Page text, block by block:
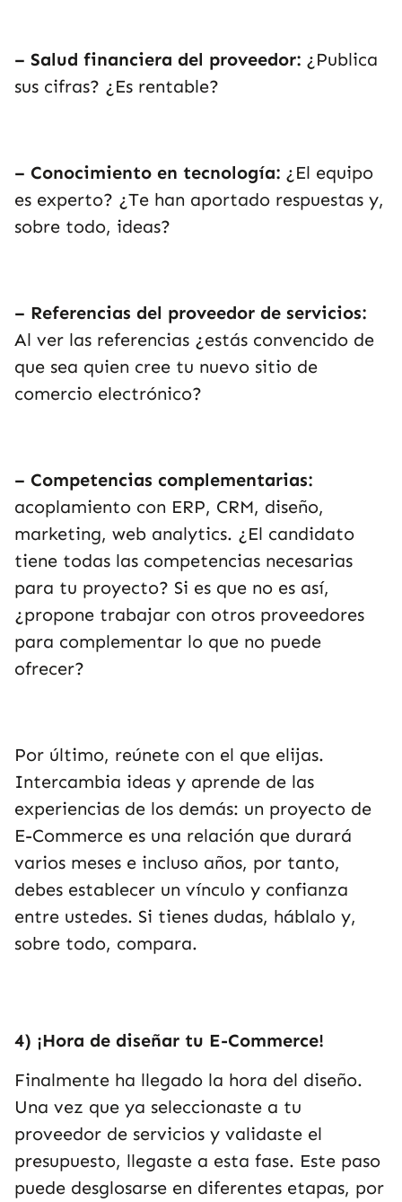
– Salud financiera del proveedor: ¿Publica
sus cifras? ¿Es rentable?
– Conocimiento en tecnología: ¿El equipo
es experto? ¿Te han aportado respuestas y,
sobre todo, ideas?
– Referencias del proveedor de servicios:
Al ver las referencias ¿estás convencido de
que sea quien cree tu nuevo sitio de
comercio electrónico?
– Competencias complementarias:
acoplamiento con ERP, CRM, diseño,
marketing, web analytics. ¿El candidato
tiene todas las competencias necesarias
para tu proyecto? Si es que no es así,
¿propone trabajar con otros proveedores
para complementar lo que no puede
ofrecer?
Por último, reúnete con el que elijas.
Intercambia ideas y aprende de las
experiencias de los demás: un proyecto de
E-Commerce es una relación que durará
varios meses e incluso años, por tanto,
debes establecer un vínculo y confianza
entre ustedes. Si tienes dudas, háblalo y,
sobre todo, compara.
4) ¡Hora de diseñar tu E-Commerce!
Finalmente ha llegado la hora del diseño.
Una vez que ya seleccionaste a tu
proveedor de servicios y validaste el
presupuesto, llegaste a esta fase. Este paso
puede desglosarse en diferentes etapas, por